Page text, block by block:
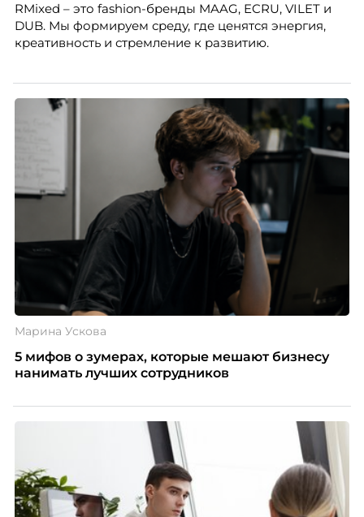
RMixed – это fashion-бренды MAAG, ECRU, VILET и
DUB. Мы формируем среду, где ценятся энергия,
креативность и стремление к развитию.
Марина Ускова
5 мифов о зумерах, которые мешают бизнесу
нанимать лучших сотрудников